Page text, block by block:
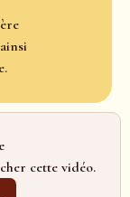
cette vidéo.